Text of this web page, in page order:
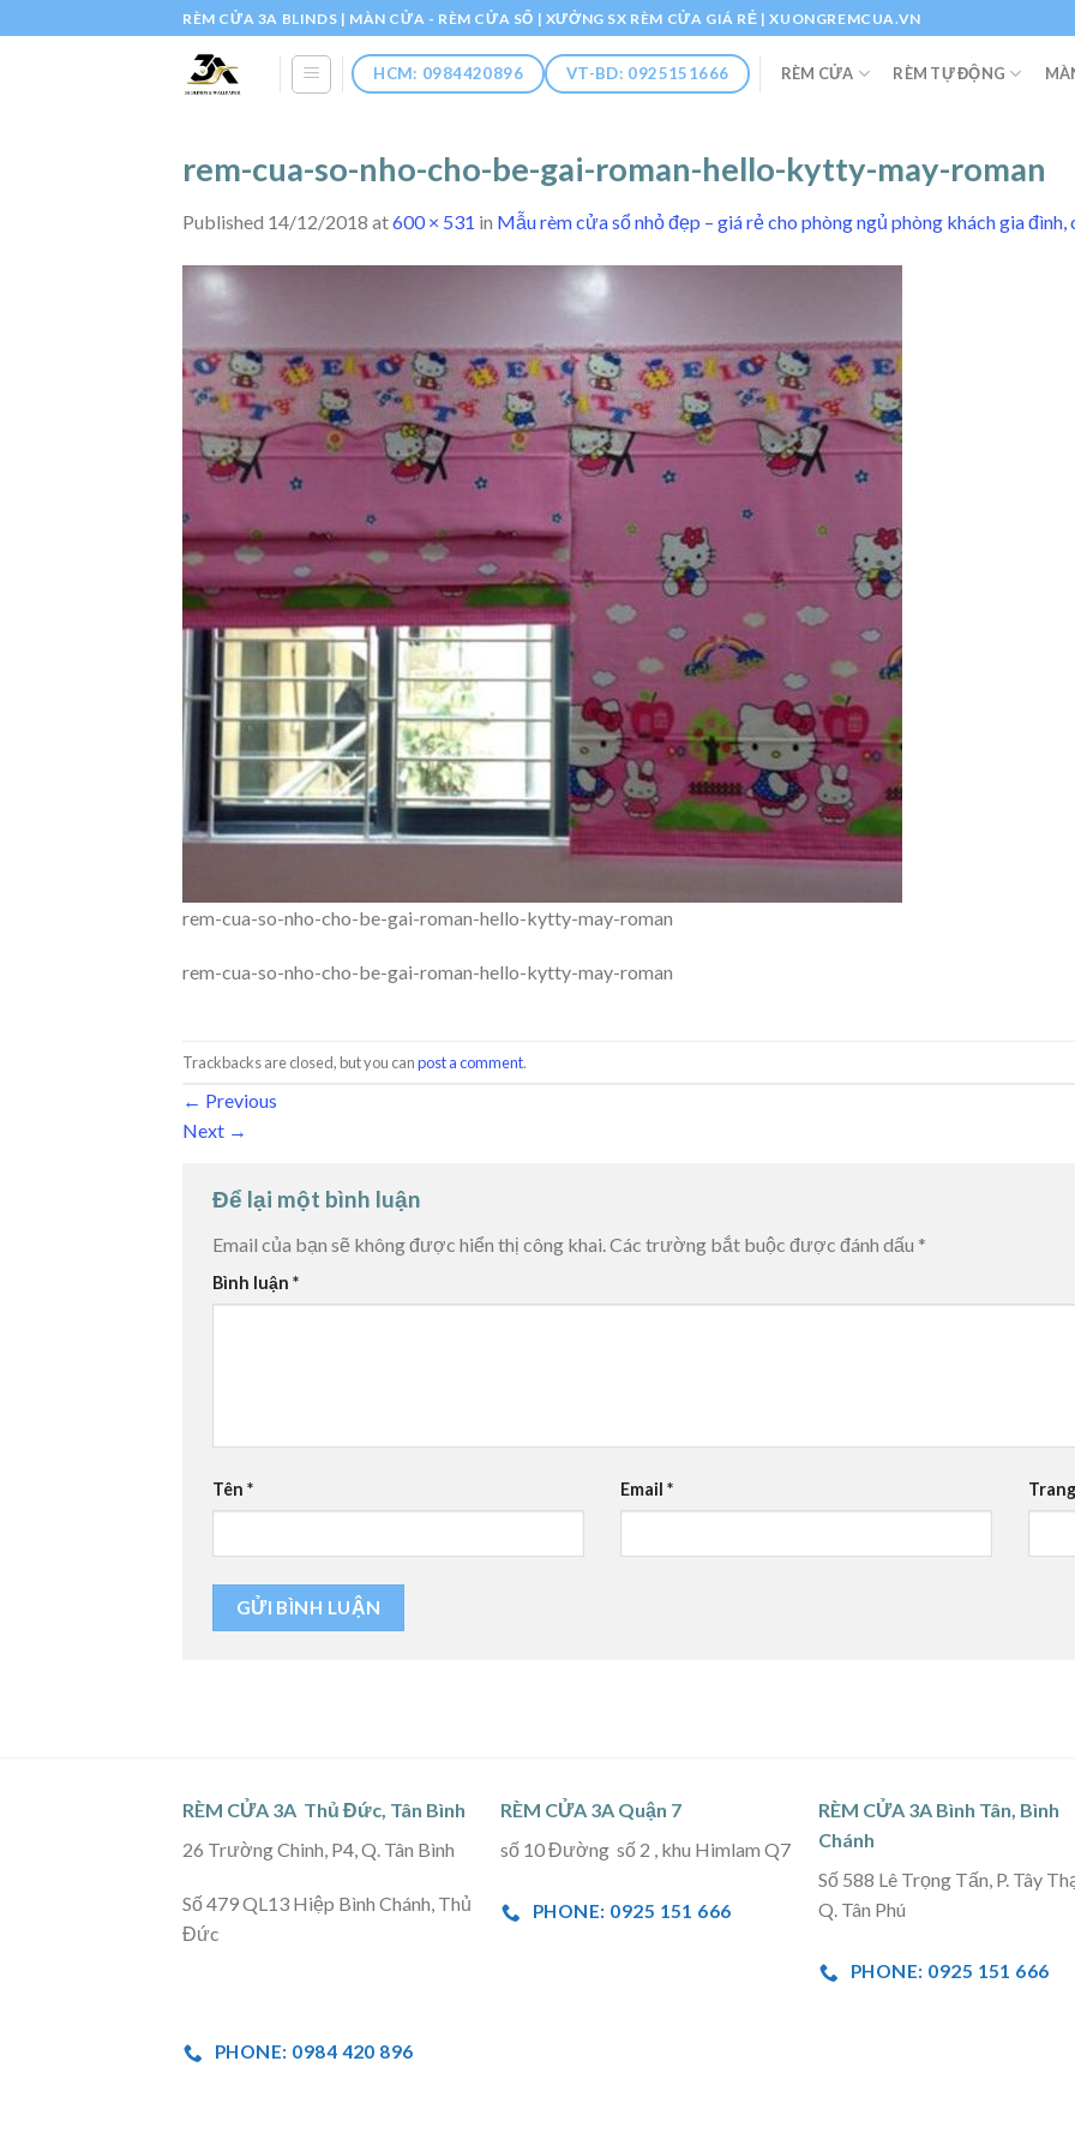
to
RÈM CỬA 3A BLINDS | MÀN CỬA - RÈM CỬA SỔ | XƯỞNG SX RÈM CỬA GIÁ RẺ | XUONGREMCUA.VN
HCM: 0984420896 VT-BD: 0925151666 RÈM CỬA RÈM TỰ ĐỘNG
rem-cua-so-nho-cho-be-gai-roman-hello-kytty-may-roman
Published 14/12/2018 at600 × 531 in Mẫu rèm cửa sổ nhỏ đẹp – giá rẻ cho phòng ngủ phòng khách gia đình,
rem-cua-so-nho-cho-be-gai-roman-hello-kytty-may-roman
rem-cua-so-nho-cho-be-gai-roman-hello-kytty-may-roman
Trackbacks are closed, but you canpost a comment.
← Previous
Next →
Để lại một bình luận
Email của bạn sẽ không được hiển thị công khai.Các trường bắt buộc được đánh dấu *
Bình luận *
Tên * Email *
RÈM CỬA 3A Thủ Đức, Tân Bình
26 Trường Chinh, P4, Q. Tân Bình
Số 479 QL13 Hiệp Bình Chánh, Thủ
Đức
PHONE: 0984 420 896
RÈM CỬA 3A Quận 7
số 10 Đường số 2 , khu Himlam Q7
PHONE: 0925 151 666
RÈM CỬA 3A Bình Tân, Bình
Chánh
Số 588 Lê Trọng Tấn, P. Tây
Q. Tân Phú
PHONE: 0925 151 666